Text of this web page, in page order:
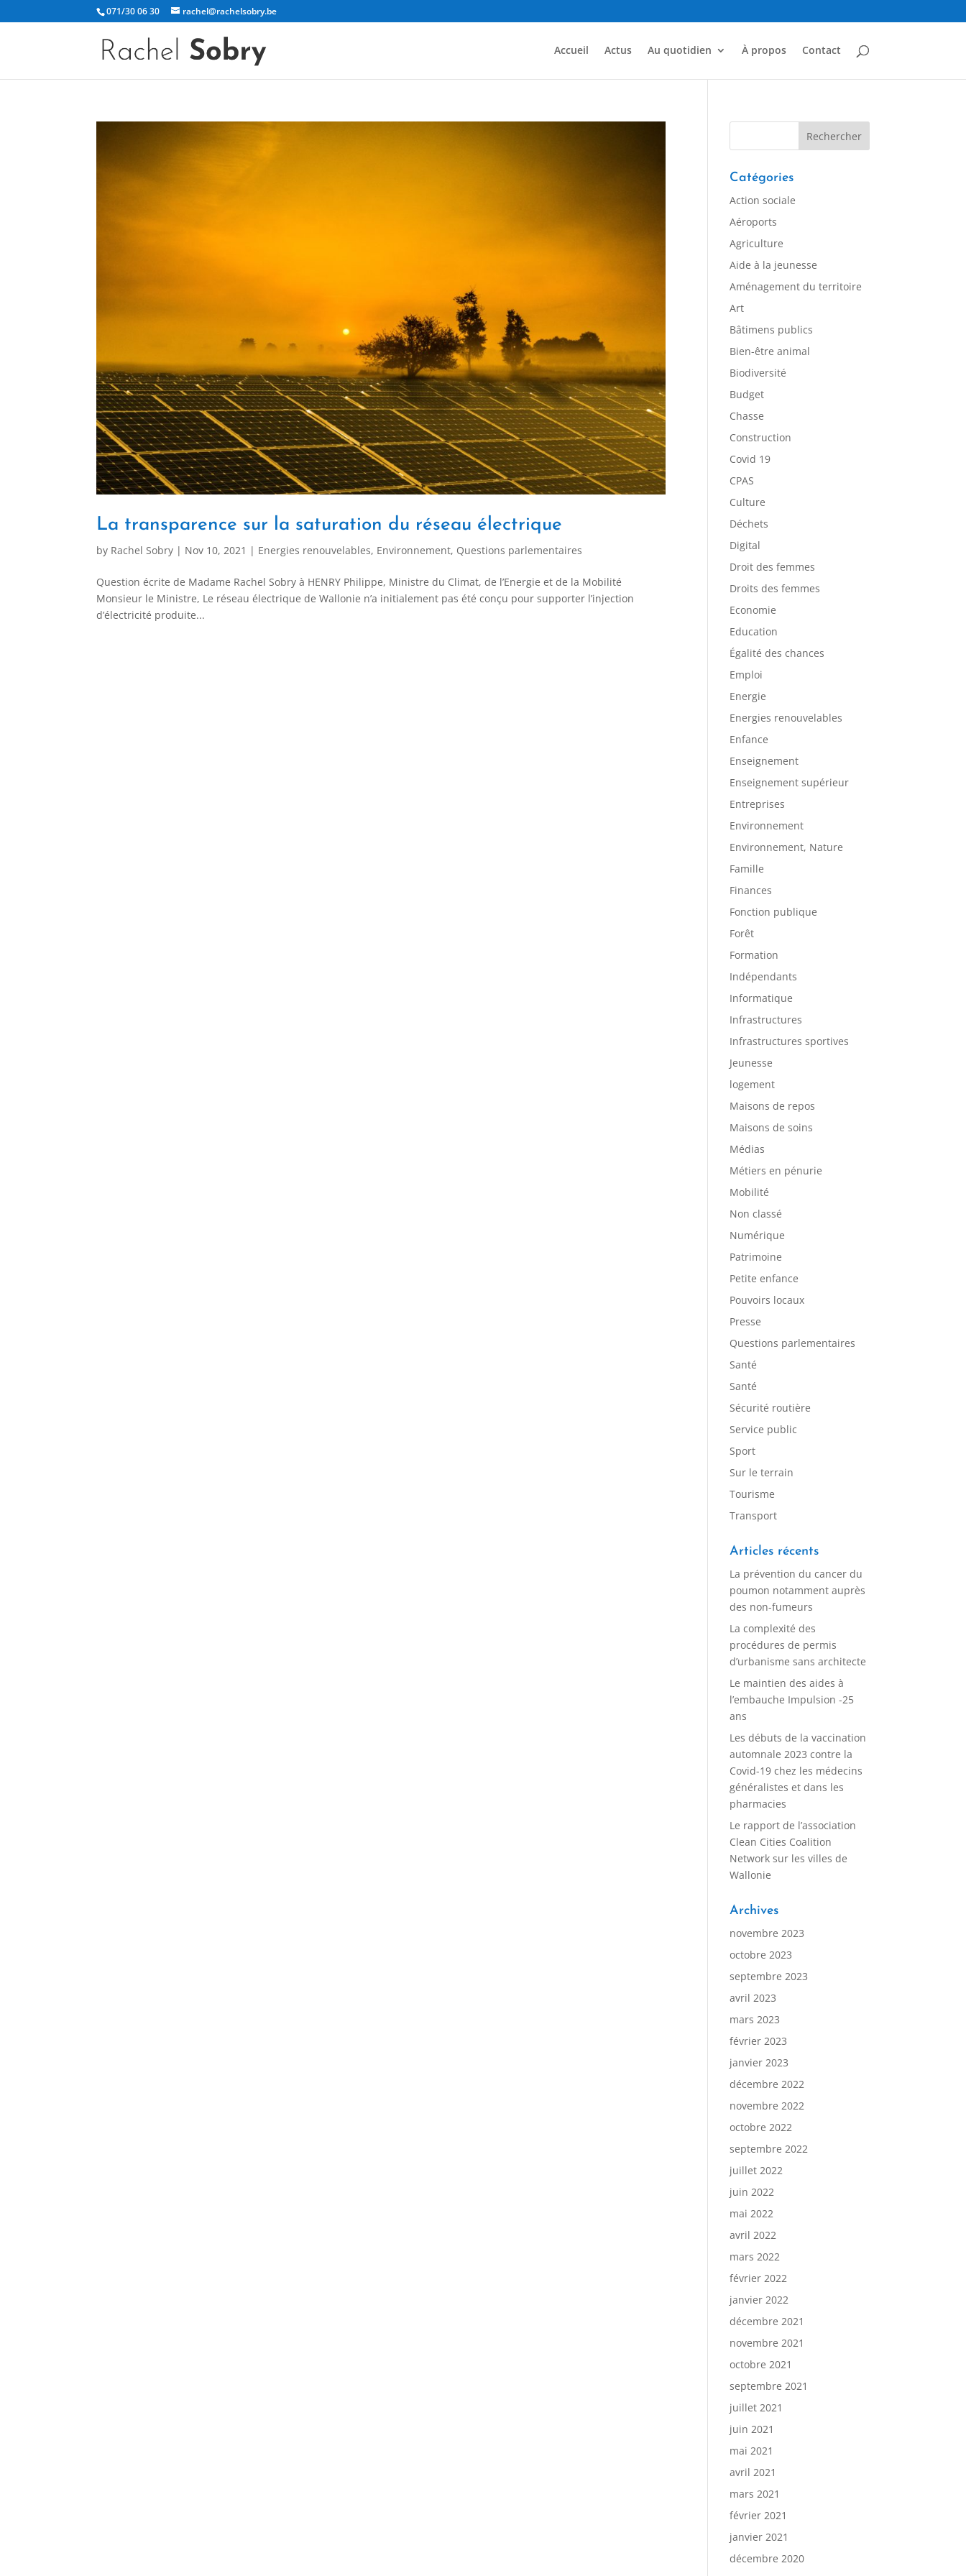
071/30 06 30 rachel@rachelsobry.be
Accueil Actus Au quotidien À propos Contact
La transparence sur la saturation du réseau électrique
by Rachel Sobry | Nov 10, 2021 | Energies renouvelables, Environnement, Questions parlementaires
Question écrite de Madame Rachel Sobry à HENRY Philippe, Ministre du Climat, de l’Energie et de la Mobilité
Monsieur le Ministre, Le réseau électrique de Wallonie n’a initialement pas été conçu pour supporter l’injection
d’électricité produite...
Catégories
Action sociale
Aéroports
Agriculture
Aide à la jeunesse
Aménagement du territoire
Art
Bâtimens publics
Bien-être animal
Biodiversité
Budget
Chasse
Construction
Covid 19
CPAS
Culture
Déchets
Digital
Droit des femmes
Droits des femmes
Economie
Education
Égalité des chances
Emploi
Energie
Energies renouvelables
Enfance
Enseignement
Enseignement supérieur
Entreprises
Environnement
Environnement, Nature
Famille
Finances
Fonction publique
Forêt
Formation
Indépendants
Informatique
Infrastructures
Infrastructures sportives
Jeunesse
logement
Maisons de repos
Maisons de soins
Médias
Métiers en pénurie
Mobilité
Non classé
Numérique
Patrimoine
Petite enfance
Pouvoirs locaux
Presse
Questions parlementaires
Santé
Santé
Sécurité routière
Service public
Sport
Sur le terrain
Tourisme
Transport
Articles récents
La prévention du cancer du
poumon notamment auprès
des non-fumeurs
La complexité des
procédures de permis
d’urbanisme sans architecte
Le maintien des aides à
l’embauche Impulsion -25
ans
Les débuts de la vaccination
automnale 2023 contre la
Covid-19 chez les médecins
généralistes et dans les
pharmacies
Le rapport de l’association
Clean Cities Coalition
Network sur les villes de
Wallonie
Archives
novembre 2023
octobre 2023
septembre 2023
avril 2023
mars 2023
février 2023
janvier 2023
décembre 2022
novembre 2022
octobre 2022
septembre 2022
juillet 2022
juin 2022
mai 2022
avril 2022
mars 2022
février 2022
janvier 2022
décembre 2021
novembre 2021
octobre 2021
septembre 2021
juillet 2021
juin 2021
mai 2021
avril 2021
mars 2021
février 2021
janvier 2021
décembre 2020